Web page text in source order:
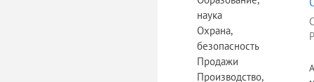
наука
Охрана,
безопасность
Продажи
Производство,